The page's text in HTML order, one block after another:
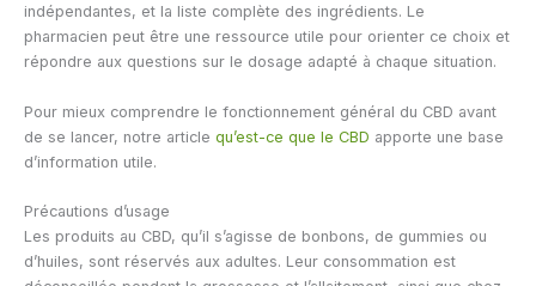
indépendantes, et la liste complète des ingrédients. Le
pharmacien peut être une ressource utile pour orienter ce choix et
répondre aux questions sur le dosage adapté à chaque situation.
Pour mieux comprendre le fonctionnement général du CBD avant
de se lancer, notre article qu’est-ce que le CBD apporte une base
d’information utile.
Précautions d’usage
Les produits au CBD, qu’il s’agisse de bonbons, de gummies ou
d’huiles, sont réservés aux adultes. Leur consommation est